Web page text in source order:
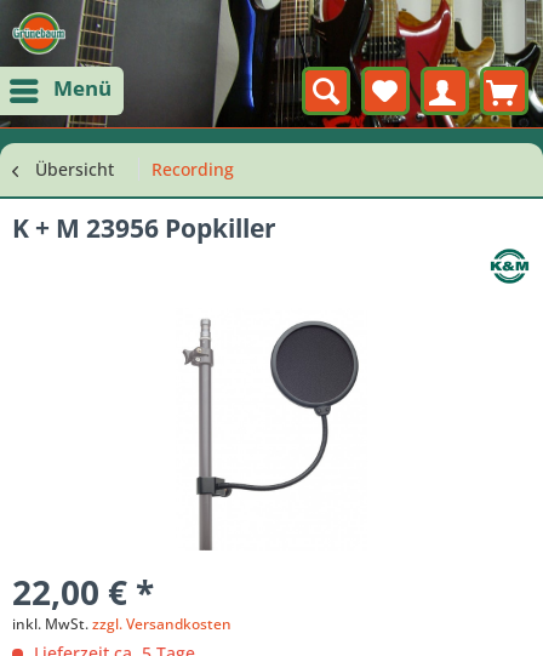
Menü
Übersicht Recording
K + M 23956 Popkiller
22,00 € *
inkl. MwSt.zzgl. Versandkosten